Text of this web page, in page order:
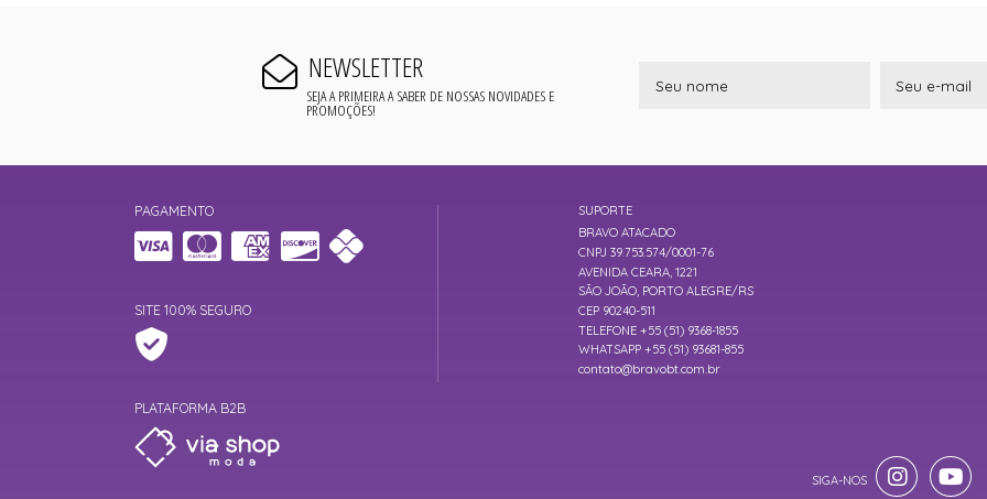
NEWSLETTER
SEJA A PRIMEIRA A SABER DE NOSSAS NOVIDADES E
PROMOÇÕES!
PAGAMENTO
SITE 100% SEGURO
PLATAFORMA B2B
SUPORTE
BRAVO ATACADO
CNPJ 39.753.574/0001-76
AVENIDA CEARA, 1221
SÃO JOÃO, PORTO ALEGRE/RS
CEP 90240-511
TELEFONE +55 (51) 9368-1855
WHATSAPP +55 (51) 93681-855
contato@bravobt.com.br